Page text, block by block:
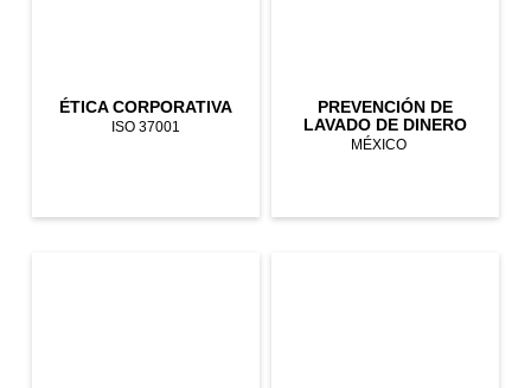
ÉTICA CORPORATIVA
ISO 37001
PREVENCIÓN DE
LAVADO DE DINERO
MÉXICO